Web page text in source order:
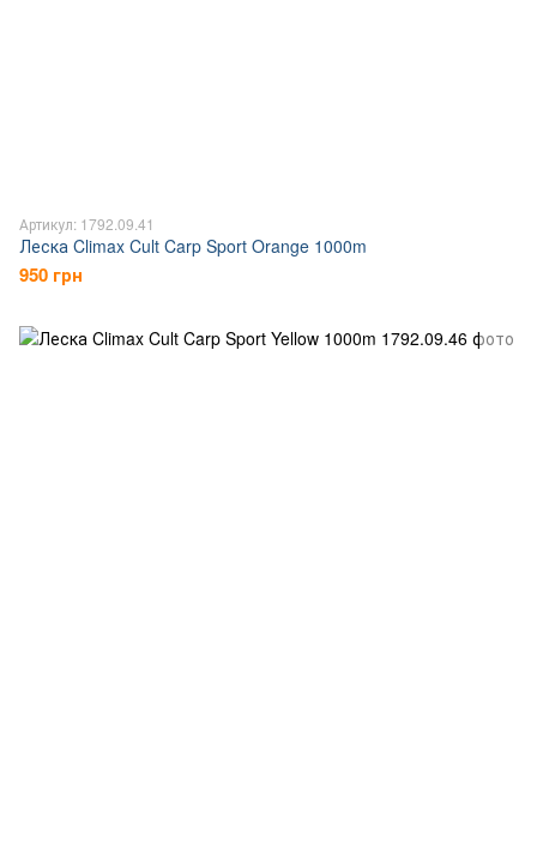
Артикул: 1792.09.41
Леска Climax Cult Carp Sport Orange 1000m
950 грн